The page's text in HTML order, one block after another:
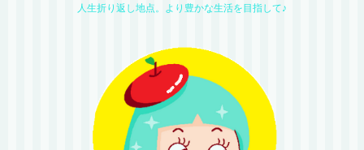
人生折り返し地点。より豊かな生活を目指して♪